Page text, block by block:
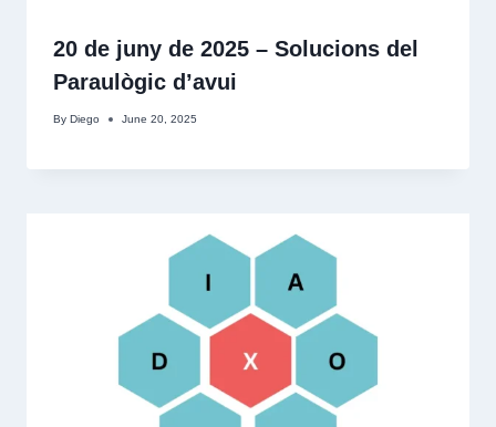
20 de juny de 2025 – Solucions del
Paraulògic d’avui
By Diego June 20, 2025